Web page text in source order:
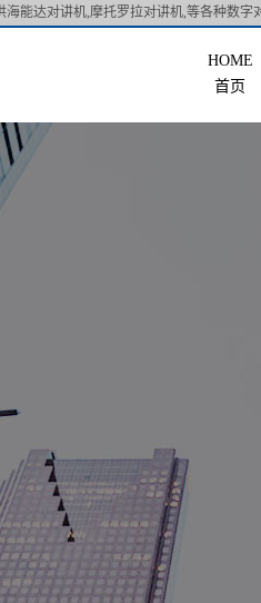
能达对讲机,摩托罗拉对讲机,等各种数字
首页